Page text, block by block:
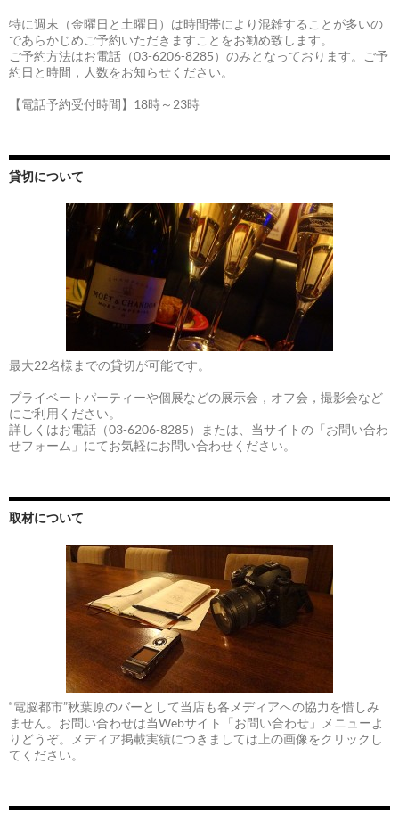
特に週末（金曜日と土曜日）は時間帯により混雑することが多いの
であらかじめご予約いただきますことをお勧め致します。
ご予約方法はお電話（03-6206-8285）のみとなっております。ご予
約日と時間，人数をお知らせください。
【電話予約受付時間】18時～23時
貸切について
最大22名様までの貸切が可能です。
プライベートパーティーや個展などの展示会，オフ会，撮影会など
にご利用ください。
詳しくはお電話（03-6206-8285）または、当サイトの「お問い合わ
せフォーム」にてお気軽にお問い合わせください。
取材について
“電脳都市”秋葉原のバーとして当店も各メディアへの協力を惜しみ
ません。お問い合わせは当Webサイト「お問い合わせ」メニューよ
りどうぞ。メディア掲載実績につきましては上の画像をクリックし
てください。